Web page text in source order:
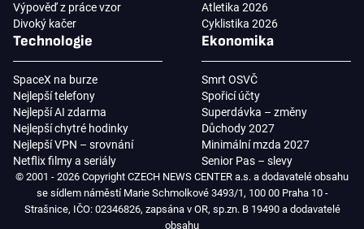
Výpověď z práce vzor
Divoký kačer
Atletika 2026
Cyklistika 2026
Technologie
SpaceX na burze
Nejlepší telefony
Nejlepší AI zdarma
Nejlepší chytré hodinky
Nejlepší VPN – srovnání
Netflix filmy a seriály
Ekonomika
Smrt OSVČ
Spořicí účty
Superdávka – změny
Důchody 2027
Minimální mzda 2027
Senior Pas – slevy
© 2001 - 2026 Copyright CZECH NEWS CENTER a.s. a dodavatelé obsahu
se sídlem náměstí Marie Schmolkové 3493/1, 100 00 Praha 10 -
Strašnice, IČO: 02346826, zapsána v OR, sp.zn. B 19490 a dodavatelé
obsahu